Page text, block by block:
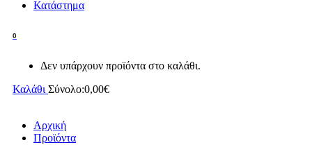
Κατάστημα
0
Δεν υπάρχουν προϊόντα στο καλάθι.
Καλάθι Σύνολο:0,00€
Αρχική
Προϊόντα